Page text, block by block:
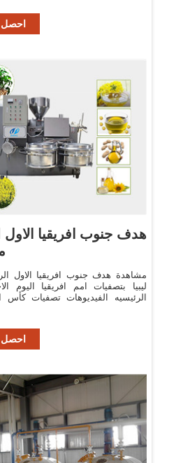
احصل
هدف جنوب افريقيا الاول
مشاهدة هدف جنوب افريقيا الاول
الرئيسيه الفيديوهات تصفيات كأس
احصل